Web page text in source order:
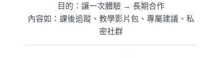
目的：讓一次體驗 → 長期合作
內容如：課後追蹤、教學影片包、專屬建議、私
密社群